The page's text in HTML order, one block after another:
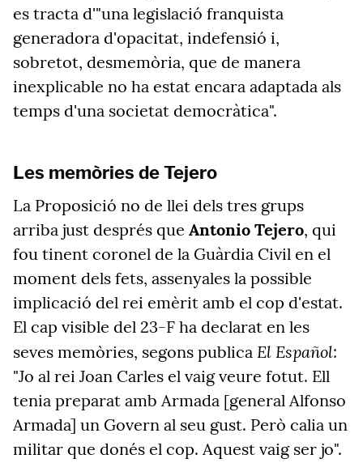
es tracta d'"una legislació franquista
generadora d'opacitat, indefensió i,
sobretot, desmemòria, que de manera
inexplicable no ha estat encara adaptada als
temps d'una societat democràtica".
Les memòries de Tejero
La Proposició no de llei dels tres grups
arriba just després que Antonio Tejero, qui
fou tinent coronel de la Guàrdia Civil en el
moment dels fets, assenyales la possible
implicació del rei emèrit amb el cop d'estat.
El cap visible del 23-F ha declarat en les
seves memòries, segons publica El Español:
"Jo al rei Joan Carles el vaig veure fotut. Ell
tenia preparat amb Armada [general Alfonso
Armada] un Govern al seu gust. Però calia un
militar que donés el cop. Aquest vaig ser jo".